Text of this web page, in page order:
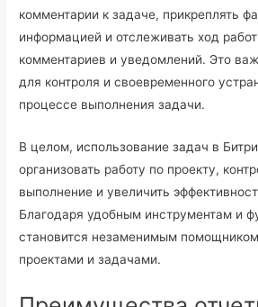
комментарии к задаче, прикреплять
информацией и отслеживать ход
комментариев и уведомлений. Это
для контроля и своевременного
процессе выполнения задачи.
В целом, использование задач в
организовать работу по проекту,
выполнение и увеличить
Благодаря удобным инструментам и
становится незаменимым
проектами и задачами.